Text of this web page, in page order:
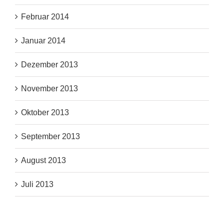
Februar 2014
Januar 2014
Dezember 2013
November 2013
Oktober 2013
September 2013
August 2013
Juli 2013